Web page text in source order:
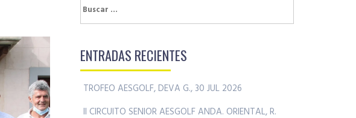
Buscar:
ENTRADAS RECIENTES
TROFEO AESGOLF, DEVA G., 30 JUL 2026
II CIRCUITO SENIOR AESGOLF ANDA. ORIENTAL, R.